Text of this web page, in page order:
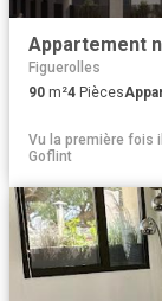
Appartement
Figuerolles
90 m²4 Pièces
Vu la première fois
Goflint